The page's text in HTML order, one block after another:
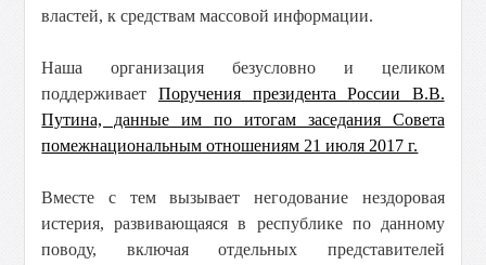
властей, к средствам массовой информации.
Наша организация безусловно и целиком
поддерживает Поручения президента России В.В.
Путина, данные им по итогам заседания Совета
помежнациональным отношениям 21 июля 2017 г.
Вместе с тем вызывает негодование нездоровая
истерия, развивающаяся в республике по данному
поводу, включая отдельных представителей